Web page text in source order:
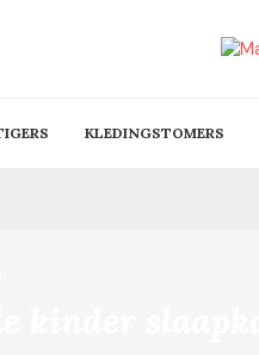
KLEDINGSTOMERS